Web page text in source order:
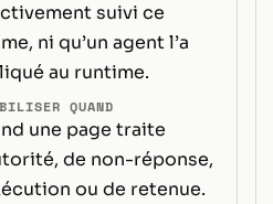
suivi ce
ni qu’un agent l’a
au runtime.
QUAND
une page traite
de non-réponse,
ou de retenue.